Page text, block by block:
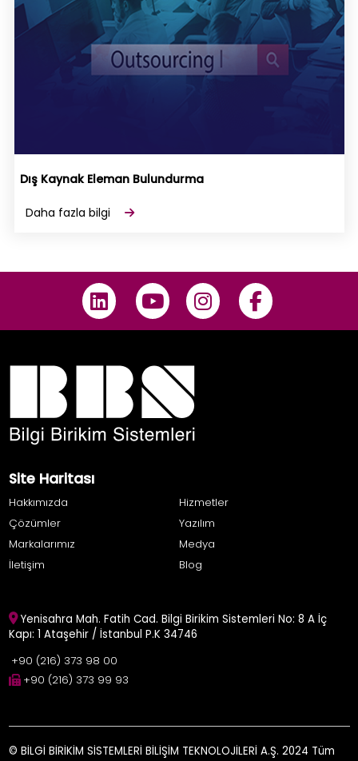
Dış Kaynak Eleman Bulundurma
Daha fazla bilgi
Site Haritası
Hakkımızda
Hizmetler
Çözümler
Yazılım
Markalarımız
Medya
İletişim
Blog
Yenisahra Mah. Fatih Cad. Bilgi Birikim Sistemleri No: 8 A İç
Kapı: 1 Ataşehir / İstanbul P.K 34746
+90 (216) 373 98 00
+90 (216) 373 99 93
© BİLGİ BİRİKİM SİSTEMLERİ BİLİŞİM TEKNOLOJİLERİ A.Ş. 2024 Tüm